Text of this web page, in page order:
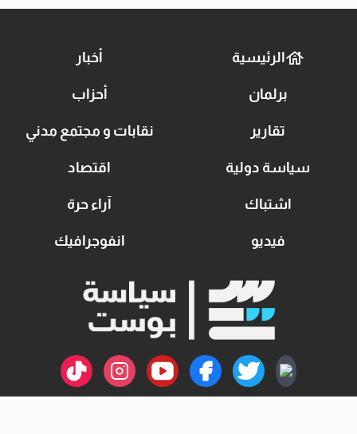
الرئيسية أخبار
برلمان أحزاب
تقارير نقابات و مجتمع مدني
سياسة دولية اقتصاد
اشتباك آراء حرة
فيديو انفوجرافيك